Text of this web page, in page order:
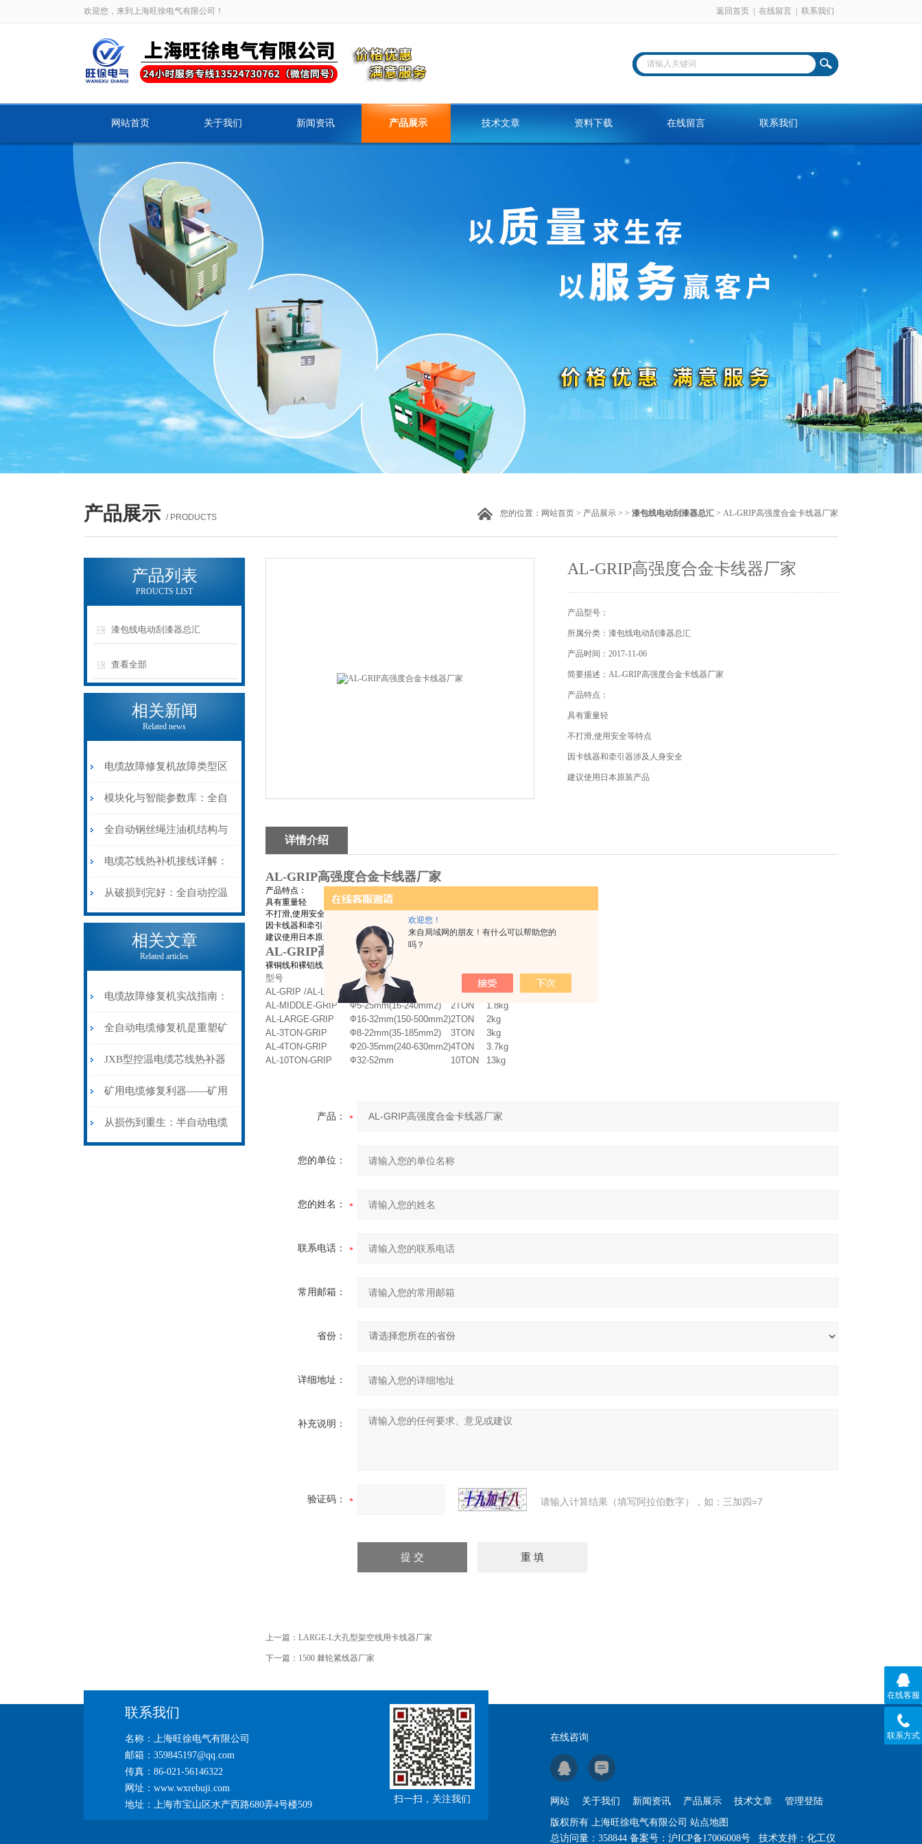
欢迎您！
来自局域网的朋友！有什么可以帮助您的
吗？
欢迎您，来到上海旺徐电气有限公司！ 返回首页 在线留言 联系我们
网站首页 关于我们 新闻资讯 产品展示 技术文章 资料下载 在线留言 联系我们
产品展示 / PRODUCTS 您的位置： 网站首页 > 产品展示 > > 漆包线电动刮漆器总汇 > AL-GRIP高强度合金卡线器厂家
产品列表
PROUCTS LIST
漆包线电动刮漆器总汇
查看全部
相关新闻
Related news
电缆故障修复机故障类型区
分指南：从“绝缘电
阻”到“波形特征”的精准诊
断逻辑
模块化与智能参数库：全自
动电缆修复机的快速换型逻
辑
全自动钢丝绳注油机结构与
工作原理：揭秘高效润滑的
机械密码
电缆芯线热补机接线详解：
从入门到精通
从破损到完好：全自动控温
电缆热补机的核心价值
相关文章
Related articles
电缆故障修复机实战指南：
从“盲测”到“精确定点”的三
步作业法
全自动电缆修复机是重塑矿
山电力动脉的“智能外科医
生”
JXB型控温电缆芯线热补器
安装与接线：精准修复的工
艺基石
矿用电缆修复利器——矿用
电缆热补机智能控温，安全
从损伤到重生：半自动电缆
AL-GRIP高强度合金卡线器厂家
产品型号：
所属分类：漆包线电动刮漆器总汇
产品时间：2017-11-06
简要描述：AL-GRIP高强度合金卡线器厂家
产品特点：
具有重量轻
不打滑,使用安全等特点
因卡线器和牵引器涉及人身安全
建议使用日本原装产品
详情介绍
AL-GRIP高强度合金卡线器厂家
产品特点：
具有重量轻
不打滑,使用安全等特点
因卡线器和牵引器涉及人身安全
建议使用日本原装产品
AL-GRIP高强度合金卡线器厂家
裸铜线和裸铝线用卡线器 型号参数：
型号 使用范围 安全负荷重量
AL-GRIP /AL-L-GRIP
Ф5-22mm(16-185mm2) 1TON
1.1kg
AL-MIDDLE-GRIP
Ф5-25mm(16-240mm2) 2TON
1.8kg
AL-LARGE-GRIP
Ф16-32mm(150-500mm2)2TON
2kg
AL-3TON-GRIP
Ф8-22mm(35-185mm2) 3TON
3kg
AL-4TON-GRIP
Ф20-35mm(240-630mm2)4TON
3.7kg
AL-10TON-GRIP
Ф32-52mm 10TON 13kg
产品：
您的单位：
您的姓名：
联系电话：
常用邮箱：
省份：
详细地址：
补充说明：
验证码： 请输入计算结果（填写阿拉伯数字），如：三加四=7
上一篇： LARGE-L大孔型架空线用卡线器厂家
下一篇： 1500 棘轮紧线器厂家
联系我们
名称：上海旺徐电气有限公司
邮箱：359845197@qq.com
传真：86-021-56146322
网址：www.wxrebuji.com
地址：上海市宝山区水产西路680弄4号楼509
扫一扫，关注我们
在线咨询
网站 关于我们 新闻资讯 产品展示 技术文章 管理登陆
版权所有 上海旺徐电气有限公司 站点地图
总访问量： 358844 备案号： 沪ICP备17006008号 技术支持： 化工仪
在线客服
联系方式